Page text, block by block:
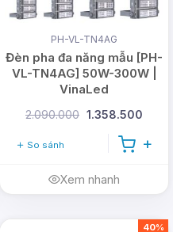
PH-VL-TN4AG
Đèn pha đa năng mẫu [PH-
VL-TN4AG] 50W-300W |
VinaLed
2.090.000 1.358.500
So sánh
Xem nhanh
40%